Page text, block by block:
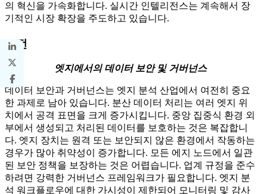
의 혁신을 가속화합니다. 실시간 인텔리전스는 계속해서 장
기적인 시장 확장을 주도하고 있습니다.
도전
엣지에서의 데이터 보안 및 거버넌스
데이터 보안과 거버넌스는 엣지 분석 산업에서 여전히 중요
한 과제로 남아 있습니다. 분산 데이터 처리는 여러 엣지 위
치에서 공격 표면을 크게 증가시킵니다. 중앙 집중식 환경 외
부에서 생성되고 처리된 데이터를 보호하는 것은 복잡합니
다. 엣지 장치는 원격 또는 보안되지 않은 환경에서 작동하는
경우가 많아 취약성이 증가합니다. 모든 에지 노드에서 일관
된 보안 정책을 보장하는 것은 어렵습니다. 업계 규정을 준수
하려면 강력한 거버넌스 프레임워크가 필요합니다. 엣지 분
석 워크플로우에 대한 가시성이 제한되어 모니터링 및 감사